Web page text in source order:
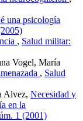
una psicología
, Salud militar:
Vogel, María
, Salud
Alvez, Necesidad y
en la
1 (2001)